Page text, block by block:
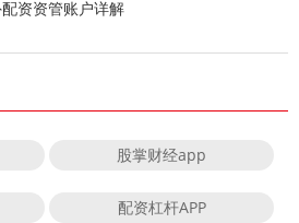
资资管账户详解
股掌财经app
配资杠杆APP